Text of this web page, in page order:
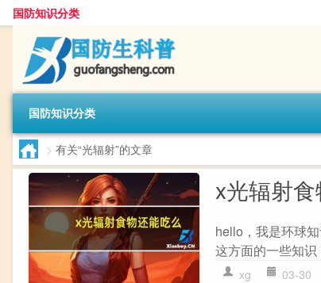
国防知识分类
国防知识分类
> 有关“光辐射”的文章
x光辐射食
hello，我是环球
这方面的一些知
xg 03-30